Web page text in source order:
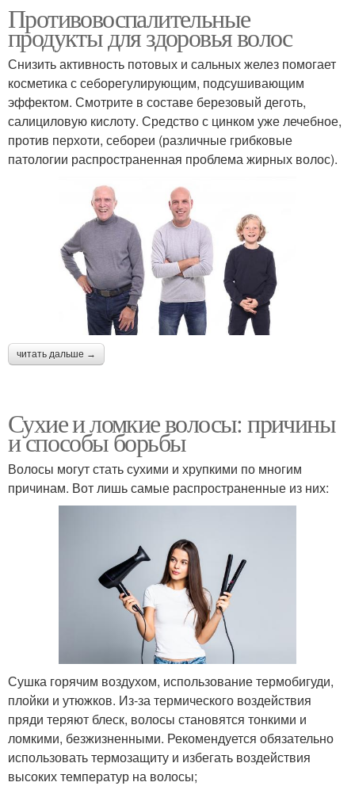
Противовоспалительные
продукты для здоровья волос
Снизить активность потовых и сальных желез помогает
косметика с себорегулирующим, подсушивающим
эффектом. Смотрите в составе березовый деготь,
салициловую кислоту. Средство с цинком уже лечебное,
против перхоти, себореи (различные грибковые
патологии распространенная проблема жирных волос).
читать дальше →
Сухие и ломкие волосы: причины
и способы борьбы
Волосы могут стать сухими и хрупкими по многим
причинам. Вот лишь самые распространенные из них:
Сушка горячим воздухом, использование термобигуди,
плойки и утюжков. Из-за термического воздействия
пряди теряют блеск, волосы становятся тонкими и
ломкими, безжизненными. Рекомендуется обязательно
использовать термозащиту и избегать воздействия
высоких температур на волосы;